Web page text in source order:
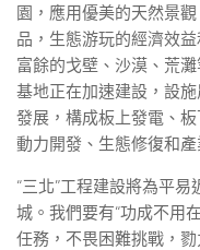
園，應用優美的天然景
品，生態游玩的經濟效
富餘的戈壁、沙漠、荒
基地正在加速建設，設
發展，構成板上發電、
動力開發、生態修復和產
“三北”工程建設將為平
城。我們要有“功成不用
任務，不畏困難挑戰，